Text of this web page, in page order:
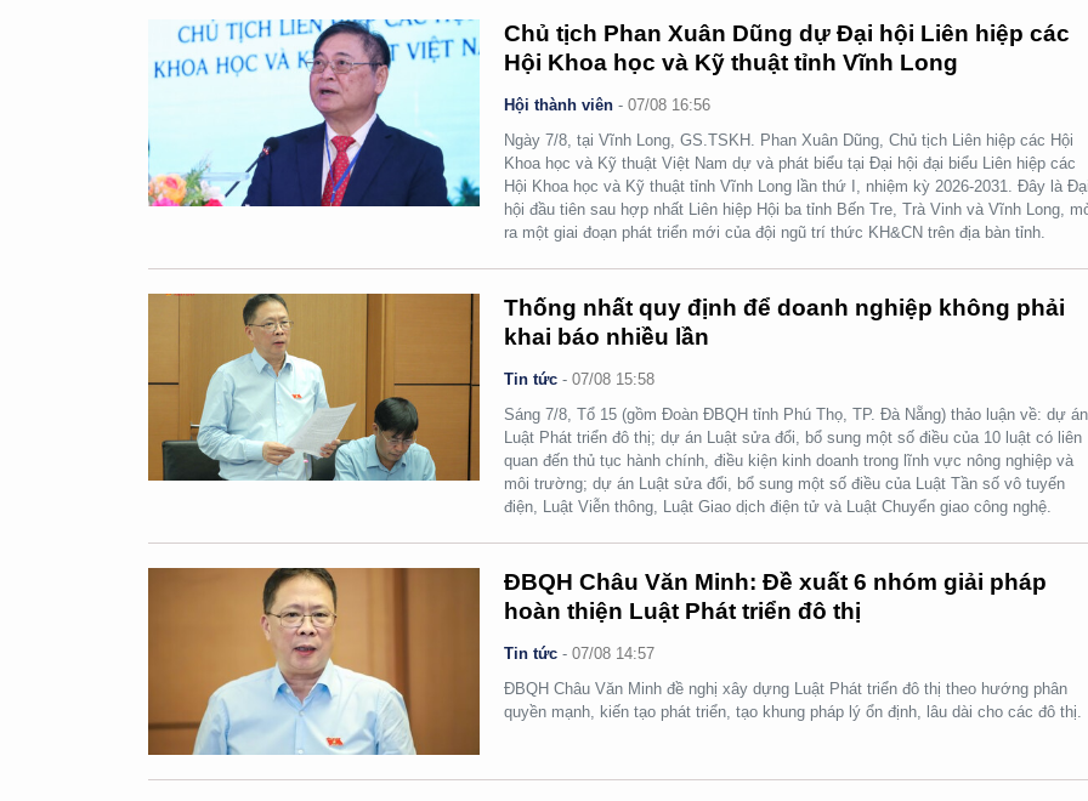
Chủ tịch Phan Xuân Dũng dự Đại hội Liên hiệp các
Hội Khoa học và Kỹ thuật tỉnh Vĩnh Long
Hội thành viên -07/08 16:56
Ngày 7/8, tại Vĩnh Long, GS.TSKH. Phan Xuân Dũng, Chủ tịch Liên hiệp các Hội
Khoa học và Kỹ thuật Việt Nam dự và phát biểu tại Đại hội đại biểu Liên hiệp các
Hội Khoa học và Kỹ thuật tỉnh Vĩnh Long lần thứ I, nhiệm kỳ 2026-2031. Đây là
hội đầu tiên sau hợp nhất Liên hiệp Hội ba tỉnh Bến Tre, Trà Vinh và Vĩnh Long,
ra một giai đoạn phát triển mới của đội ngũ trí thức KH&CN trên địa bàn tỉnh.
Thống nhất quy định để doanh nghiệp không phải
khai báo nhiều lần
Tin tức -07/08 15:58
Sáng 7/8, Tổ 15 (gồm Đoàn ĐBQH tỉnh Phú Thọ, TP. Đà Nẵng) thảo luận về: dự án
Luật Phát triển đô thị; dự án Luật sửa đổi, bổ sung một số điều của 10 luật có liên
quan đến thủ tục hành chính, điều kiện kinh doanh trong lĩnh vực nông nghiệp và
môi trường; dự án Luật sửa đổi, bổ sung một số điều của Luật Tần số vô tuyến
điện, Luật Viễn thông, Luật Giao dịch điện tử và Luật Chuyển giao công nghệ.
ĐBQH Châu Văn Minh: Đề xuất 6 nhóm giải pháp
hoàn thiện Luật Phát triển đô thị
Tin tức -07/08 14:57
ĐBQH Châu Văn Minh đề nghị xây dựng Luật Phát triển đô thị theo hướng phân
quyền mạnh, kiến tạo phát triển, tạo khung pháp lý ổn định, lâu dài cho các đô thị.